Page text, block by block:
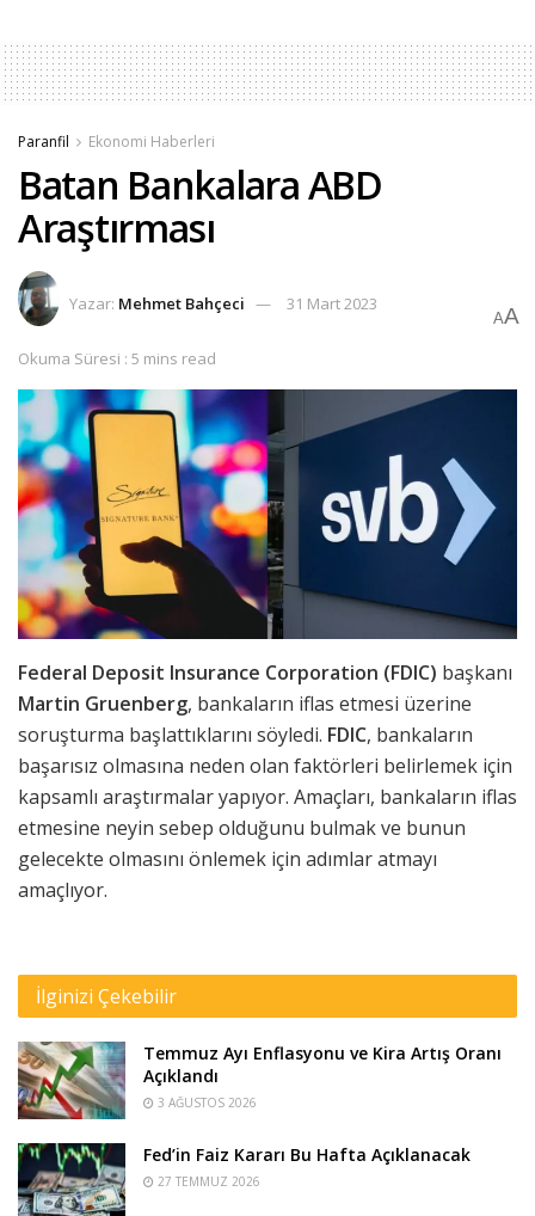
Paranfil Ekonomi Haberleri
Batan Bankalara ABD
Araştırması
Yazar: Mehmet Bahçeci 31 Mart 2023
Okuma Süresi : 5 mins read
AA
Federal Deposit Insurance Corporation (FDIC) başkanı
Martin Gruenberg, bankaların iflas etmesi üzerine
soruşturma başlattıklarını söyledi. FDIC, bankaların
başarısız olmasına neden olan faktörleri belirlemek için
kapsamlı araştırmalar yapıyor. Amaçları, bankaların iflas
etmesine neyin sebep olduğunu bulmak ve bunun
gelecekte olmasını önlemek için adımlar atmayı
amaçlıyor.
İlginizi Çekebilir
Temmuz Ayı Enflasyonu ve Kira Artış Oranı
Açıklandı
3 AĞUSTOS 2026
Fed’in Faiz Kararı Bu Hafta Açıklanacak
27 TEMMUZ 2026